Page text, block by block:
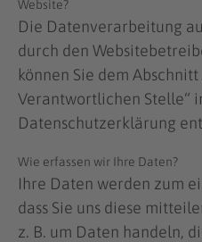
Website?
Die Datenverarbeitung
durch den
können Sie dem
Verantwortlichen Stelle“
Datenschutzerklärung
Wie erfassen wir Ihre Daten?
Ihre Daten werden zum
dass Sie uns diese
z. B. um Daten handeln,